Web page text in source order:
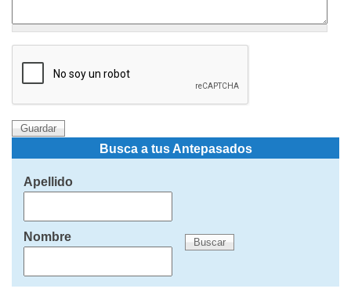
Busca a tus Antepasados
Apellido
Nombre